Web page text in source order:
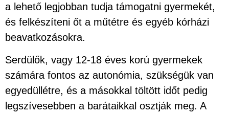
a lehető legjobban tudja támogatni gyermekét,
és felkészíteni őt a műtétre és egyéb kórházi
beavatkozásokra.
Serdülők, vagy 12-18 éves korú gyermekek
számára fontos az autonómia, szükségük van
egyedüllétre, és a másokkal töltött időt pedig
legszívesebben a barátaikkal osztják meg. A